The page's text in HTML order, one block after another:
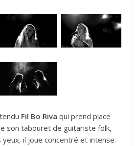
Fil Bo Riva qui prend place
son tabouret de guitariste folk,
yeux, il joue concentré et intense.